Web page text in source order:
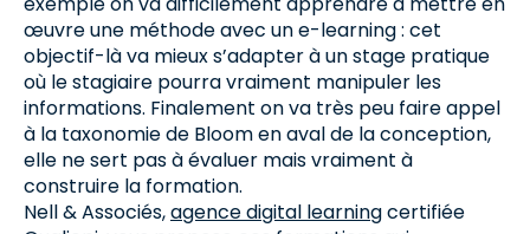
œuvre une méthode avec un e-learning : cet
objectif-là va mieux s’adapter à un stage pratique
où le stagiaire pourra vraiment manipuler les
informations. Finalement on va très peu faire appel
à la taxonomie de Bloom en aval de la conception,
elle ne sert pas à évaluer mais vraiment à
construire la formation.
Nell & Associés,agence digital learningcertifiée